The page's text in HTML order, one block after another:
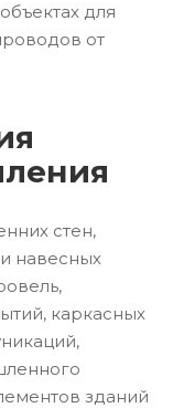
для
от
стен,
навесных
каркасных
зданий